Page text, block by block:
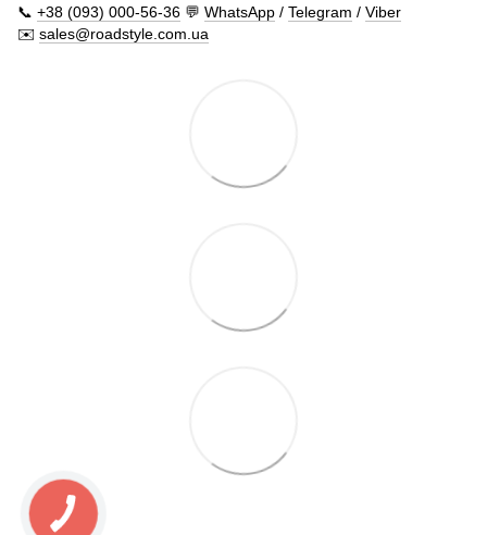
📞 +38 (093) 000-56-36 💬 WhatsApp / Telegram / Viber
✉️ sales@roadstyle.com.ua